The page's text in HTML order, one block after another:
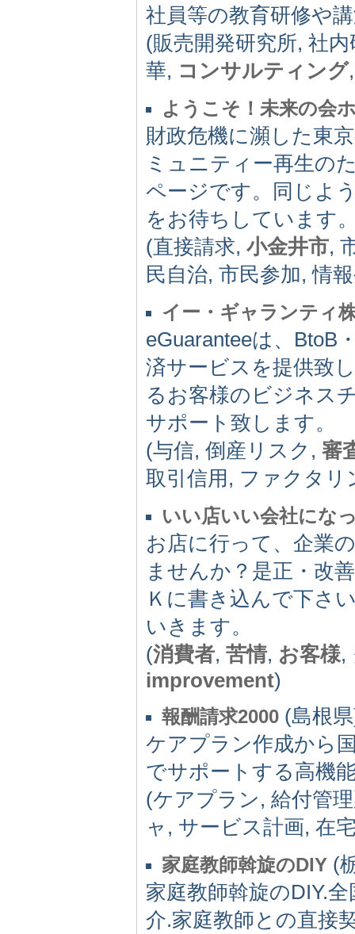
社員等の教育研修や
(販売開発研究所, 社
華, コンサルティング
ようこそ！未来の会
財政危機に瀕した東
ミュニティー再生の
ページです。同じよ
をお待ちしています
(直接請求, 小金井市,
民自治, 市民参加, 情
イー・ギャランティ
eGuaranteeは、BtoB
済サービスを提供致
るお客様のビジネス
サポート致します。
(与信, 倒産リスク, 審
取引信用, ファクタ
いい店いい会社にな
お店に行って、企業
ませんか？是正・改
Ｋに書き込んで下さ
いきます。
(消費者, 苦情, お客様,
improvement)
報酬請求2000 (島根
ケアプラン作成から
でサポートする高機
(ケアプラン, 給付管
ャ, サービス計画, 在
家庭教師斡旋のDIY (
家庭教師斡旋のDIY.
介.家庭教師との直接